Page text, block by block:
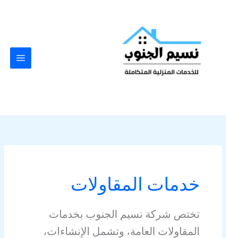
خدمات المقاولات
تختص شركة نسيم الجنوب بخدمات
المقاولات العامة، وتشمل الإنشاءات،